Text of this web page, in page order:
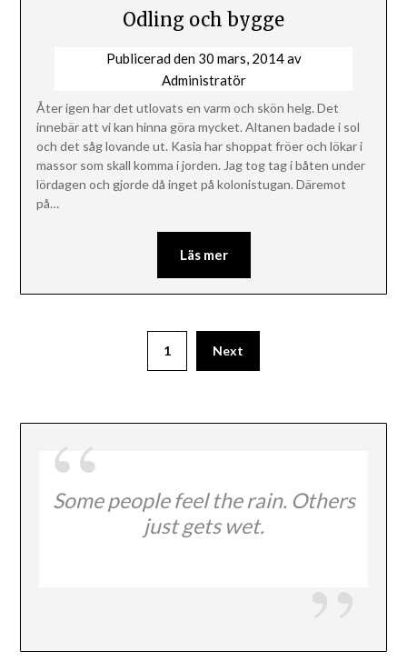
Odling och bygge
Publicerad den 30 mars, 2014av
Administratör
Åter igen har det utlovats en varm och skön helg. Det
innebär att vi kan hinna göra mycket. Altanen badade i sol
och det såg lovande ut. Kasia har shoppat fröer och lökar i
massor som skall komma i jorden. Jag tog tag i båten under
lördagen och gjorde då inget på kolonistugan. Däremot
på…
Läs mer
1 Next
Some people feel the rain. Others
just gets wet.